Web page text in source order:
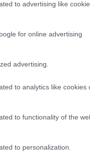
to advertising like
for online advertising
advertising.
to analytics like cookies
to functionality of the
to personalization.